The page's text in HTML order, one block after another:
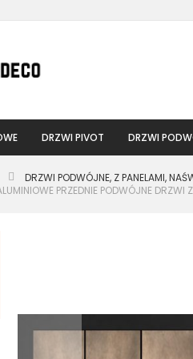
DRZWI PIVOT DRZWI
DRZWI PODWÓJNE, Z PANELAMI,
PRZEDNIE PODWÓJNE